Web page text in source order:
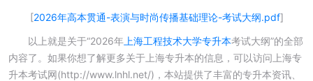
[2026年高本贯通-表演与时尚传播基础理论-考试大纲.pdf]
以上就是关于“2026年 上海工程技术大学专升本考试大纲”的全部
内容了。如果你想了解更多关于上海专升本的信息，可以访问上海专
升本考试网(http://www.lnhl.net/)，本站提供了丰富的专升本资讯、